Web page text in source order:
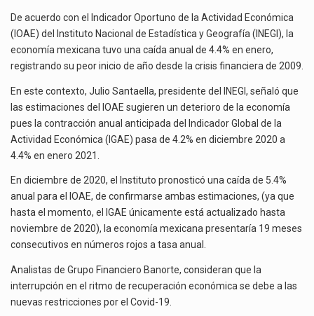
La inversión fija bruta en México registró un aumento de 1.1% interanual en mayo de…
El gobierno de Estados Unidos anunciará un arancel del 15 % sobre los productos fabricados…
El Departamento de Agricultura de Estados Unidos (USDA) suspendió el 5 de agosto de 2026…
AÑO
DESDE
2009
De acuerdo con el Indicador Oportuno de la Actividad Económica
(IOAE) del Instituto Nacional de Estadística y Geografía (INEGI), la
economía mexicana tuvo una caída anual de 4.4% en enero,
registrando su peor inicio de año desde la crisis financiera de 2009.
En este contexto, Julio Santaella, presidente del INEGI, señaló que
las estimaciones del IOAE sugieren un deterioro de la economía
pues la contracción anual anticipada del Indicador Global de la
Actividad Económica (IGAE) pasa de 4.2% en diciembre 2020 a
4.4% en enero 2021.
En diciembre de 2020, el Instituto pronosticó una caída de 5.4%
anual para el IOAE, de confirmarse ambas estimaciones, (ya que
hasta el momento, el IGAE únicamente está actualizado hasta
noviembre de 2020), la economía mexicana presentaría 19 meses
consecutivos en números rojos a tasa anual.
Analistas de Grupo Financiero Banorte, consideran que la
interrupción en el ritmo de recuperación económica se debe a las
nuevas restricciones por el Covid-19.